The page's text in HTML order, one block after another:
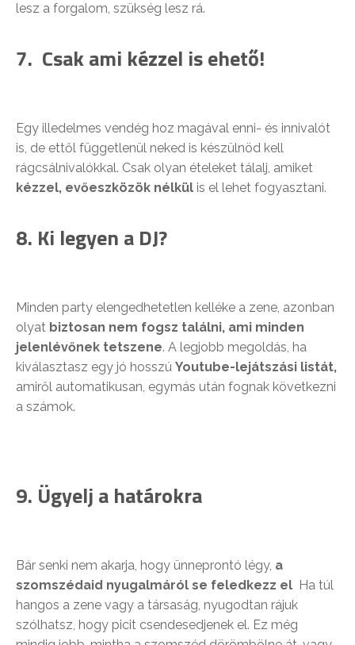
lesz a forgalom, szükség lesz rá.
7. Csak ami kézzel is ehető!
Egy illedelmes vendég hoz magával enni- és innivalót
is, de ettől függetlenül neked is készülnöd kell
rágcsálnivalókkal. Csak olyan ételeket tálalj, amiket
kézzel, evőeszközök nélkül is el lehet fogyasztani.
8. Ki legyen a DJ?
Minden party elengedhetetlen kelléke a zene, azonban
olyat biztosan nem fogsz találni, ami minden
jelenlévőnek tetszene. A legjobb megoldás, ha
kiválasztasz egy jó hosszú Youtube-lejátszási listát,
amiről automatikusan, egymás után fognak következni
a számok.
9. Ügyelj a határokra
Bár senki nem akarja, hogy ünneprontó légy, a
szomszédaid nyugalmáról se feledkezz el Ha túl
hangos a zene vagy a társaság, nyugodtan rájuk
szólhatsz, hogy picit csendesedjenek el. Ez még